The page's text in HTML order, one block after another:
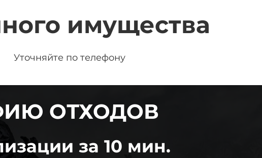
имущества
Уточняйте по телефону
ОТХОДОВ
за 10 мин.